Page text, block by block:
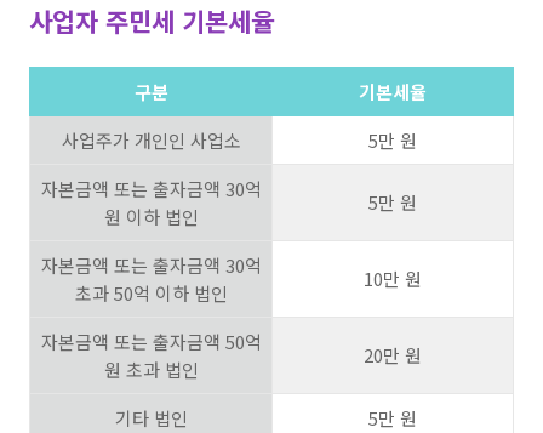
사업자 주민세 기본세율
구분
기본세율
사업주가 개인인 사업소
5만 원
자본금액 또는 출자금액 30억
원 이하 법인
5만 원
자본금액 또는 출자금액 30억
초과 50억 이하 법인
10만 원
자본금액 또는 출자금액 50억
원 초과 법인
20만 원
기타 법인 5만 원